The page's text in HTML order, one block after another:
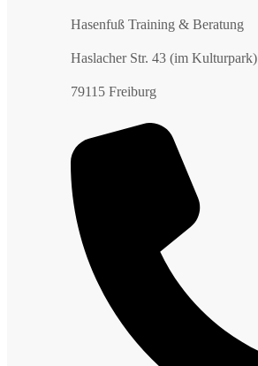
Hasenfuß Training & Beratung
Haslacher Str. 43 (im Kulturpark)
79115 Freiburg